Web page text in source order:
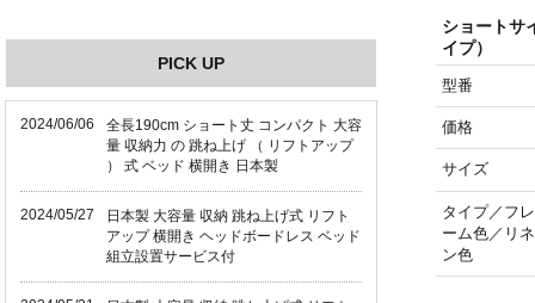
ショートサ
イプ）
型番
価格
サイズ
タイプ／フレ
ーム色／リネ
ン色
PICK UP
2024/06/06
全長190cm ショート丈 コンパクト 大容
量 収納力 の 跳ね上げ （ リフトアップ
） 式 ベッド 横開き 日本製
2024/05/27
日本製 大容量 収納 跳ね上げ式 リフト
アップ 横開き ヘッドボードレス ベッド
組立設置サービス付